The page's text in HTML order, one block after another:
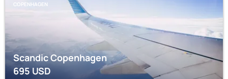
COPENHAGEN
Scandic Copenhagen
695USD